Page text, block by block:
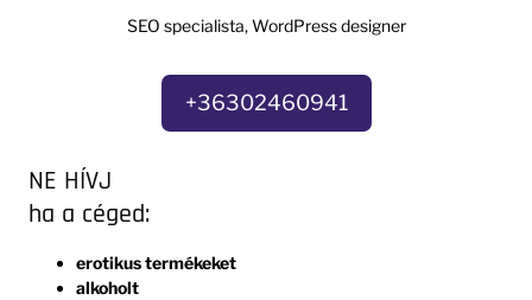
SEO specialista, WordPress designer
+36302460941
NE HÍVJ
ha a céged:
erotikus termékeket
alkoholt